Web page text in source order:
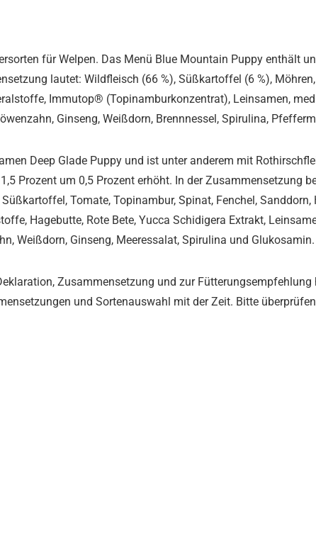
für Welpen. Das Menü Blue Mountain Puppy enthält
lautet: Wildfleisch (66 %), Süßkartoffel (6 %),
Immutop® (Topinamburkonzentrat), Leinsamen,
Ginseng, Weißdorn, Brennnessel, Spirulina,
Deep Glade Puppy und ist unter anderem mit
Prozent um 0,5 Prozent erhöht. In der Zusammensetzung
Tomate, Topinambur, Spinat, Fenchel,
Hagebutte, Rote Bete, Yucca Schidigera Extrakt,
Weißdorn, Ginseng, Meeressalat, Spirulina und Glukosamin.
Zusammensetzung und zur
und Sortenauswahl mit der Zeit. Bitte